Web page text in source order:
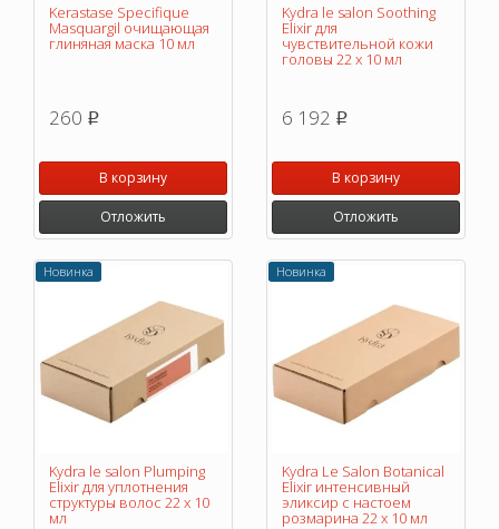
Kerastase Specifique
Masquargil очищающая
глиняная маска 10 мл
260 p
В корзину
Отложить
Kydra le salon Soothing
Elixir для
чувствительной кожи
головы 22 х 10 мл
6 192 p
В корзину
Отложить
Новинка
Kydra le salon Plumping
Elixir для уплотнения
структуры волос 22 х 10
мл
Новинка
Kydra Le Salon Botanical
Elixir интенсивный
эликсир с настоем
розмарина 22 х 10 мл